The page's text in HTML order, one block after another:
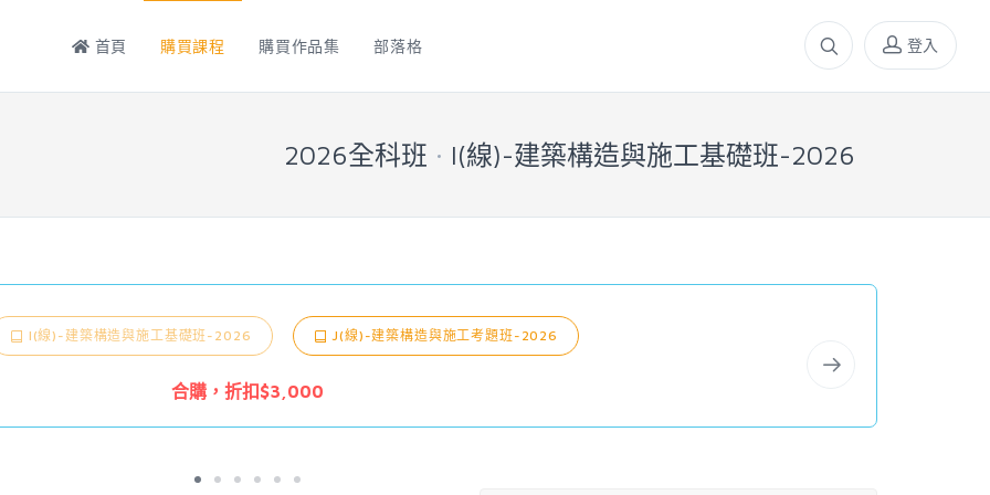
首頁 購買課程 購買作品集 部落格 登入
2026全科班 I(線)-建築構造與施工基礎班-2026
G(線)-建築結構基礎班-2026 I(線)-建築構造與施工基礎班-2026
合購，折扣$1,000